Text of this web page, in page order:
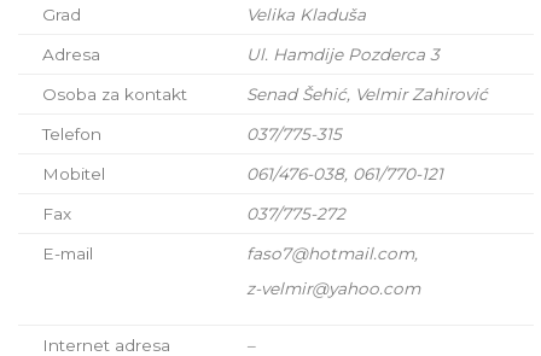
Grad Velika Kladuša
Adresa Ul. Hamdije Pozderca 3
Osoba za kontakt Senad Šehić, Velmir Zahirović
Telefon 037/775-315
Mobitel 061/476-038, 061/770-121
Fax 037/775-272
E-mail
faso7@hotmail.com,
z-velmir@yahoo.com
Internet adresa –